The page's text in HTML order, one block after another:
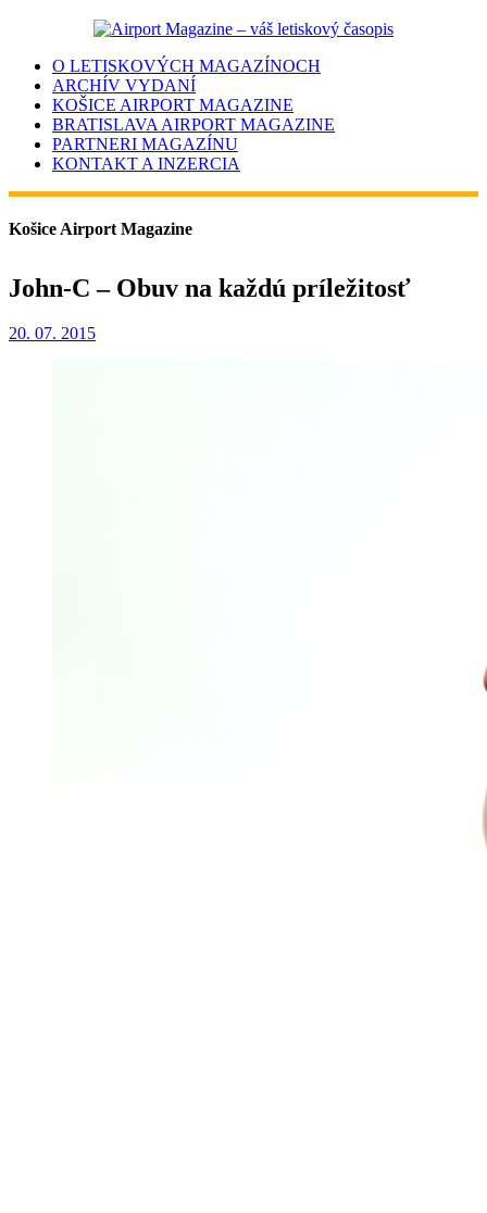
O LETISKOVÝCH MAGAZÍNOCH
ARCHÍV VYDANÍ
KOŠICE AIRPORT MAGAZINE
BRATISLAVA AIRPORT MAGAZINE
PARTNERI MAGAZÍNU
KONTAKT A INZERCIA
Košice Airport Magazine
John-C – Obuv na každú príležitosť
20. 07. 2015